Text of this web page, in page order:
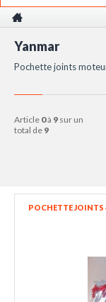
Yanmar
Pochette joints
article 0à 9 sur un
total de 9
POCHETTE JOINTS